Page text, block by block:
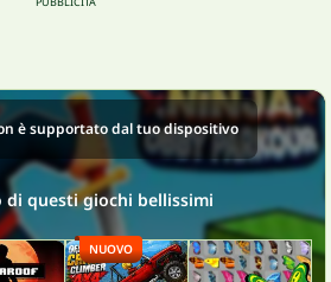
è supportato dal tuo dispositivo
di questi giochi bellissimi
NUOVO